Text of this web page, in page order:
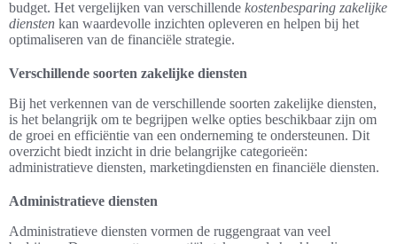
budget. Het vergelijken van verschillende kostenbesparing zakelijke
diensten kan waardevolle inzichten opleveren en helpen bij het
optimaliseren van de financiële strategie.
Verschillende soorten zakelijke diensten
Bij het verkennen van de verschillende soorten zakelijke diensten,
is het belangrijk om te begrijpen welke opties beschikbaar zijn om
de groei en efficiëntie van een onderneming te ondersteunen. Dit
overzicht biedt inzicht in drie belangrijke categorieën:
administratieve diensten, marketingdiensten en financiële diensten.
Administratieve diensten
Administratieve diensten vormen de ruggengraat van veel